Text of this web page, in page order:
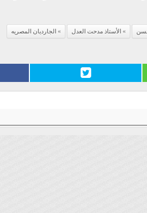
الأستاذ مدحت العدل الجارديان المصريه